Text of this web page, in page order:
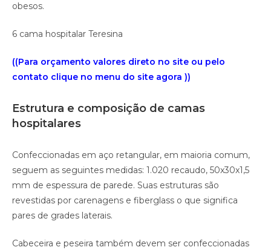
obesos.
6 cama hospitalar Teresina
((Para orçamento valores direto no site ou pelo
contato clique no menu do site agora ))
Estrutura e composição de camas
hospitalares
Confeccionadas em aço retangular, em maioria comum,
seguem as seguintes medidas: 1.020 recaudo, 50x30x1,5
mm de espessura de parede. Suas estruturas são
revestidas por carenagens e fiberglass o que significa
pares de grades laterais.
Cabeceira e peseira também devem ser confeccionadas